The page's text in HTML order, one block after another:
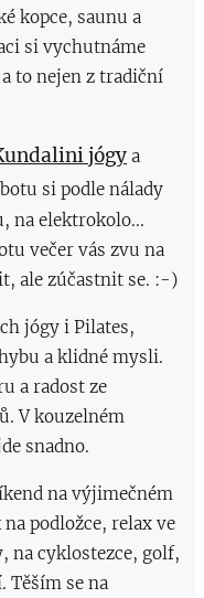
kopce, saunu a
si vychutnáme
to nejen z tradiční
jógy a
si podle nálady
na elektrokolo...
večer vás zvu na
ale zúčastnit se. :-)
jógy i Pilates,
a klidné mysli.
a radost ze
V kouzelném
snadno.
na výjimečném
podložce, relax ve
na cyklostezce, golf,
Těším se na